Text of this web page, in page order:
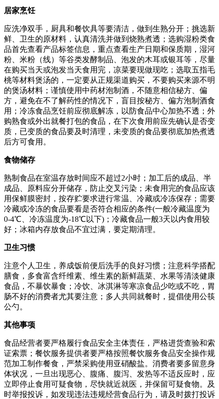
居家烹饪
应洗净双手，厨具和餐饮具等要清洁，做到生熟分开；挑选新
鲜、卫生的原材料，认真清洗并做到烧熟煮透；选购湿粉类食
品首先查看产品标签信息，重点查看生产日期和保质期，湿河
粉、米粉（线）等谷类发酵制品、泡发的木耳或银耳等，尽量
在购买当天或泡发当天食用完，凉菜要现做现吃；选取五指毛
桃等材料煲汤的，一定要从正规渠道购买，不要购买来源不明
的煲汤材料；谨慎使用中药材泡制酒，不随意相信秘方、偏
方，避免在不了解药性的情况下，盲目按秘方、偏方泡制酒食
用；冷冻食品烹饪前应彻底解冻，以防食品中心加热不透；外
购熟食或外出就餐打包的食品，在下次食用前应先确认是否变
质，已变质的食品要及时清理，未变质的食品要彻底加热煮透
后方可食用。
食物储存
熟制食品在室温存放时间应不超过2小时；加工后的成品、半
成品、原料应分开储存，防止交叉污染；未食用完的食品应该
用保鲜膜密封，按存贮要求进行常温、冷藏或冷冻保存；需要
冷藏或冷冻的食品要看是否符合相应的条件(一般冷藏温度为
0-4℃、冷冻温度为-18℃以下)；冷藏食品一般3天以内食用较
好；冰箱内存放食品不宜过满，要定期清理。
卫生习惯
注意个人卫生，养成饭前便后洗手的良好习惯；注意科学搭配
膳食，多食富含纤维素、维生素的新鲜蔬菜、水果等清淡健康
食品，不暴饮暴食；冷饮、冰淇淋等寒凉食品少吃或不吃，胃
肠不好的消费者尤其要注意；多人共同就餐时，提倡使用公筷
公勺。
其他事项
食品经营者要严格履行食品安全主体责任，严格进货查验和索
证索票；餐饮服务提供者要严格按照餐饮服务食品安全操作规
范加工制作餐食，严禁采购使用亚硝酸盐。消费者要多留意身
体状况，一旦出现恶心、腹痛、腹泻、发热等不适反应时，应
立即停止食用可疑食物，尽快就近就医，并保留可疑食物。及
时举报投诉，如发现违法违规经营食品行为，请及时拨打投诉